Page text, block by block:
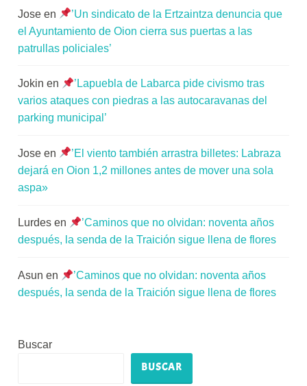
Jose en
’Un sindicato de la Ertzaintza denuncia que
el Ayuntamiento de Oion cierra sus puertas a las
patrullas policiales’
Jokin en
’Lapuebla de Labarca pide civismo tras
varios ataques con piedras a las autocaravanas del
parking municipal’
Jose en
’El viento también arrastra billetes: Labraza
dejará en Oion 1,2 millones antes de mover una sola
aspa»
Lurdes en
’Caminos que no olvidan: noventa años
después, la senda de la Traición sigue llena de flores
Asun en
’Caminos que no olvidan: noventa años
después, la senda de la Traición sigue llena de flores
Buscar
BUSCAR